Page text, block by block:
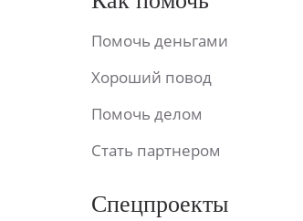
Помочь деньгами
Хороший повод
Помочь делом
Стать партнером
Спецпроекты